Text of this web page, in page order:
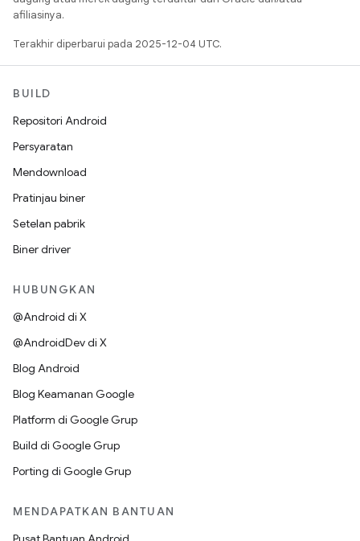
afiliasinya.
Terakhir diperbarui pada 2025-12-04 UTC.
BUILD
Repositori Android
Persyaratan
Mendownload
Pratinjau biner
Setelan pabrik
Biner driver
HUBUNGKAN
@Android di X
@AndroidDev di X
Blog Android
Blog Keamanan Google
Platform di Google Grup
Build di Google Grup
Porting di Google Grup
MENDAPATKAN BANTUAN